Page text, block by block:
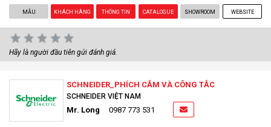
MẪU KHÁCH HÀNG THÔNG TIN CATALOGUE SHOWROOM WEBSITE
Hãy là người đầu tiên gửi đánh giá.
SCHNEIDER_PHÍCH CẮM VÀ CÔNG TẮC
SCHNEIDER VIỆT NAM
Mr. Long 0987 773 531